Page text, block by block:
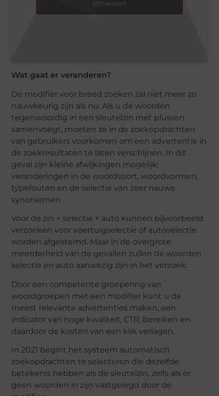
schakelen
Wat gaat er veranderen?
De modifier voor breed zoeken zal niet meer zo
nauwkeurig zijn als nu. Als u de woorden
tegenwoordig in een sleutelzin met plussen
samenvoegt, moeten ze in de zoekopdrachten
van gebruikers voorkomen om een ​​advertentie in
de zoekresultaten te laten verschijnen. In dit
geval zijn kleine afwijkingen mogelijk:
veranderingen in de woordsoort, woordvormen,
typefouten en de selectie van zeer nauwe
synoniemen.
Voor de zin + selectie + auto kunnen bijvoorbeeld
verzoeken voor voertuigselectie of autoselectie
worden afgestemd. Maar in de overgrote
meerderheid van de gevallen zullen de woorden
selectie en auto aanwezig zijn in het verzoek.
Door een competente groepering van
woordgroepen met een modifier kunt u de
meest relevante advertenties maken, een
indicator van hoge kwaliteit, CTR, bereiken en
daardoor de kosten van een klik verlagen.
In 2021 begint het systeem automatisch
zoekopdrachten te selecteren die dezelfde
betekenis hebben als de sleutelzin, zelfs als er
geen woorden in zijn vastgelegd door de